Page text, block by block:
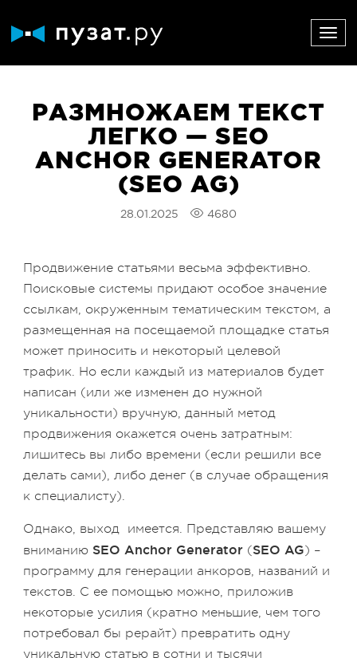
РАЗМНОЖАЕМ ТЕКСТ
ЛЕГКО — SEO
ANCHOR GENERATOR
(SEO AG)
28.01.2025 4680
Продвижение статьями весьма эффективно.
Поисковые системы придают особое значение
ссылкам, окруженным тематическим текстом, а
размещенная на посещаемой площадке статья
может приносить и некоторый целевой
трафик. Но если каждый из материалов будет
написан (или же изменен до нужной
уникальности) вручную, данный метод
продвижения окажется очень затратным:
лишитесь вы либо времени (если решили все
делать сами), либо денег (в случае обращения
к специалисту).
Однако, выход имеется. Представляю вашему
вниманию SEO Anchor Generator (SEO AG) –
программу для генерации анкоров, названий и
текстов. С ее помощью можно, приложив
некоторые усилия (кратно меньшие, чем того
потребовал бы рерайт) превратить одну
уникальную статью в сотни и тысячи